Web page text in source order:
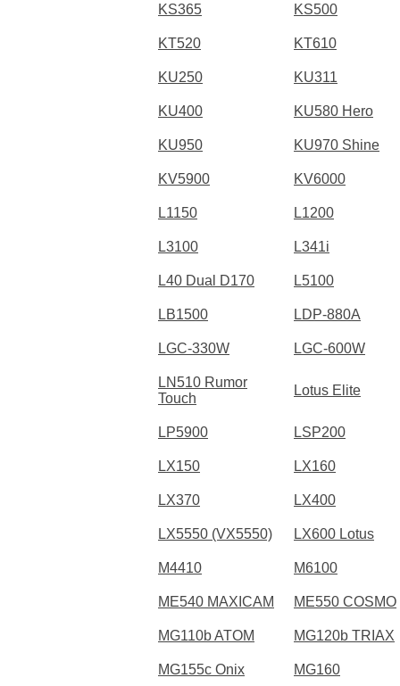
KS365 KS500
KT520 KT610
KU250 KU311
KU400 KU580 Hero
KU950 KU970 Shine
KV5900 KV6000
L1150 L1200
L3100 L341i
L40 Dual D170 L5100
LB1500 LDP-880A
LGC-330W LGC-600W
LN510 Rumor
Touch
Lotus Elite
LP5900 LSP200
LX150 LX160
LX370 LX400
LX5550 (VX5550) LX600 Lotus
M4410 M6100
ME540 MAXICAM ME550 COSMO
MG110b ATOM MG120b TRIAX
MG155c Onix MG160